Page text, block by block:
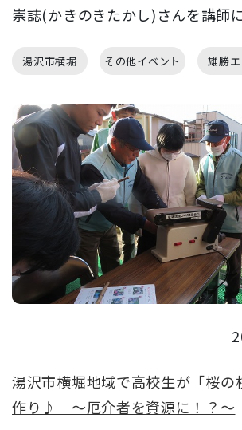
崇誌(かきのきたかし)さんを講師
湯沢市横堀 その他イベント 雄勝
湯沢市横堀地域で高校生が「桜の
作り♪ ～厄介者を資源に！？～